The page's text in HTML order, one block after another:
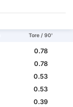
Tore / 90'
0.78
0.78
0.53
0.53
0.39